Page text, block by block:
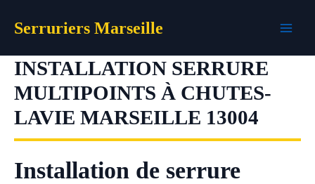
Serruriers Marseille
INSTALLATION SERRURE
MULTIPOINTS À CHUTES-
LAVIE MARSEILLE 13004
Installation de serrure